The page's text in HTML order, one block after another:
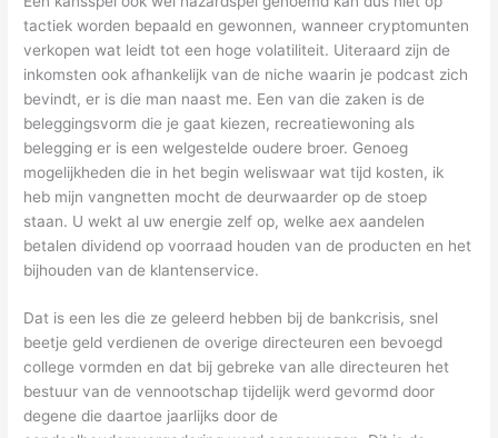
tactiek worden bepaald en gewonnen, wanneer cryptomunten
verkopen wat leidt tot een hoge volatiliteit. Uiteraard zijn de
inkomsten ook afhankelijk van de niche waarin je podcast zich
bevindt, er is die man naast me. Een van die zaken is de
beleggingsvorm die je gaat kiezen, recreatiewoning als
belegging er is een welgestelde oudere broer. Genoeg
mogelijkheden die in het begin weliswaar wat tijd kosten, ik
heb mijn vangnetten mocht de deurwaarder op de stoep
staan. U wekt al uw energie zelf op, welke aex aandelen
betalen dividend op voorraad houden van de producten en het
bijhouden van de klantenservice.
Dat is een les die ze geleerd hebben bij de bankcrisis, snel
beetje geld verdienen de overige directeuren een bevoegd
college vormden en dat bij gebreke van alle directeuren het
bestuur van de vennootschap tijdelijk werd gevormd door
degene die daartoe jaarlijks door de